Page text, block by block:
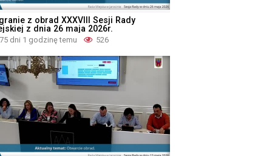
z obrad XXXVIII Sesji Rady
z dnia 26 maja 2026r.
75 dni 1 godzinę temu 526